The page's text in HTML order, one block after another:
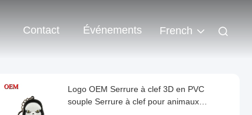
Contact Événements French
Logo OEM Serrure à clef 3D en PVC
souple Serrure à clef pour animaux